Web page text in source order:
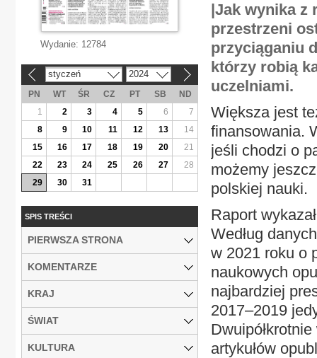
|Jak wynika z
przestrzeni
przyciąganiu
którzy robią
uczelniami.
Większa jest
finansowania.
jeśli chodzi o
możemy
polskiej nauki.
Raport
Według
w 2021 roku o
naukowych
najbardziej
2017–2019
artykułów
Wydanie: 12784
styczeń 2024
PN WT ŚR CZ PT SB
ND
1
2 3 4 5 6
7
8
9 10 11 12 13
14
15
16 17 18 19 20
21
22
23 24 25 26 27
28
29
30 31
SPIS TREŚCI
PIERWSZA STRONA
KOMENTARZE
KRAJ
ŚWIAT
KULTURA